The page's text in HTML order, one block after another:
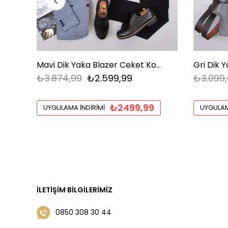
Mavi Dik Yaka Blazer Ceket Kombini Erkek | Slim Fit Şık Komple Set
₺2.599,99
₺3.874,99
UYGULAMA İNDIRIMI ₺2499,99
İLETIŞIM BILGILERIMIZ
0850 308 30 44